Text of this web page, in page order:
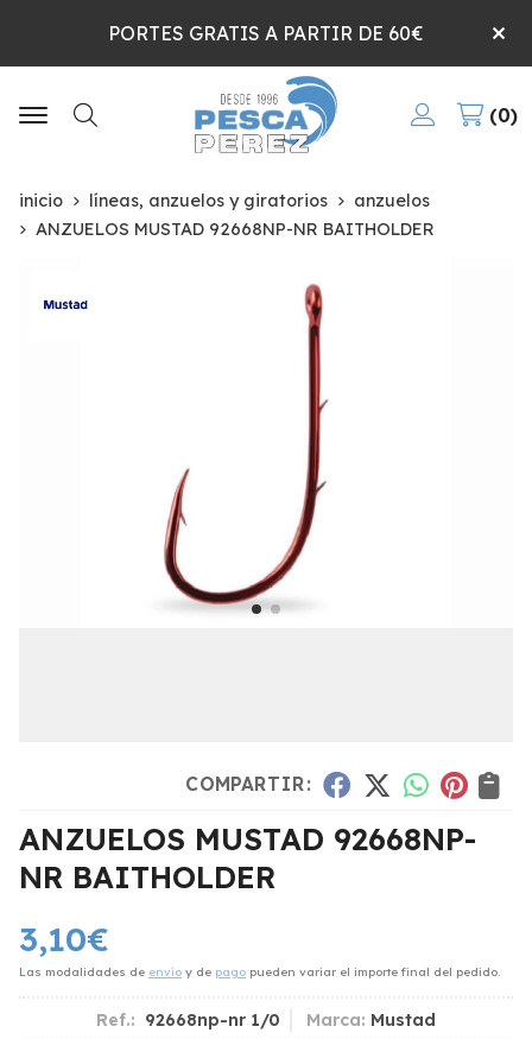
PORTES GRATIS A PARTIR DE 60€
Buscar
0
inicio líneas, anzuelos y giratorios
anzuelos
ANZUELOS MUSTAD 92668NP-NR BAITHOLDER
COMPARTIR:
ANZUELOS MUSTAD 92668NP-
NR BAITHOLDER
3,10€
Las modalidades de envío y de pago pueden variar el importe final del pedido.
Ref.: 92668np-nr 1/0 Marca: Mustad